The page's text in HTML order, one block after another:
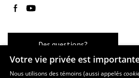
Suivez-nous sur Facebook
Suivez-nous sur YouTube
Des questions?
Votre vie privée est
Nous utilisons des témoins (aussi appelés